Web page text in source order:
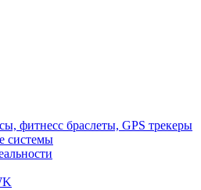
фитнесс браслеты, GPS трекеры
системы